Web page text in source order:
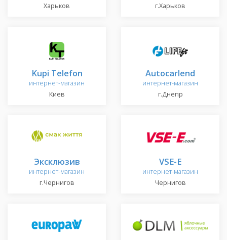
Харьков
г.Харьков
Kupi Telefon
интернет-магазин
Киев
Autocarlend
интернет-магазин
г.Днепр
Эксклюзив
интернет-магазин
г.Чернигов
VSE-E
интернет-магазин
Чернигов